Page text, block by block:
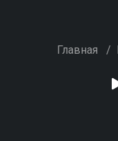
Главная /